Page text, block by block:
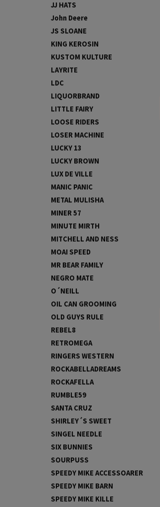
JJ HATS
John Deere
JS SLOANE
KING KEROSIN
KUSTOM KULTURE
LAYRITE
LDC
LIQUORBRAND
LITTLE FAIRY
LOOSE RIDERS
LOSER MACHINE
LUCKY 13
LUCKY BROWN
LUX DE VILLE
MANIC PANIC
METAL MULISHA
MINER 57
MINUTE MIRTH
MITCHELL AND NESS
MOAI SPEED
MR BEAR FAMILY
NEGRO MATE
O´NEILL
OIL CAN GROOMING
OLD GUYS RULE
REBEL8
RETROMEGA
RINGERS WESTERN
ROCKABELLADREAMS
ROCKAFELLA
RUMBLE59
SANTA CRUZ
SHIRLEY´S SWEET
SINGEL NEEDLE
SIX BUNNIES
SOURPUSS
SPEEDY MIKE ACCESSOARER
SPEEDY MIKE BARN
SPEEDY MIKE KILLE